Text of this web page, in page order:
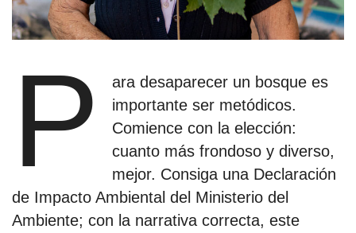
P
ara desaparecer un bosque es
importante ser metódicos.
Comience con la elección:
cuanto más frondoso y diverso,
mejor. Consiga una Declaración
de Impacto Ambiental del Ministerio del
Ambiente; con la narrativa correcta, este